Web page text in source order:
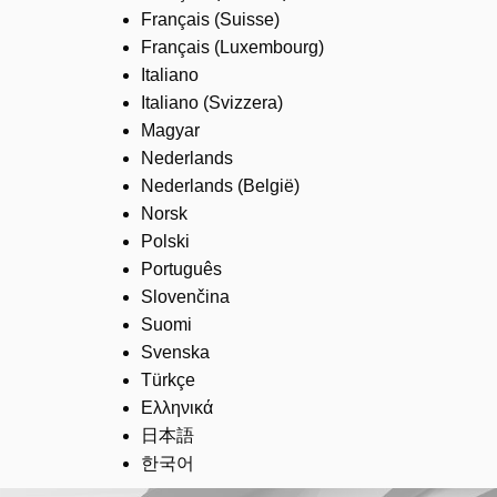
Français (Suisse)
Français (Luxembourg)
Italiano
Italiano (Svizzera)
Magyar
Nederlands
Nederlands (België)
Norsk
Polski
Português
Slovenčina
Suomi
Svenska
Türkçe
Ελληνικά
日本語
한국어